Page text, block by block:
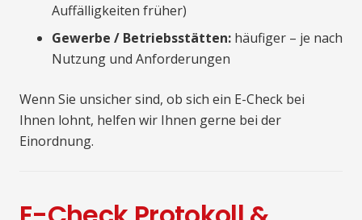
Auffälligkeiten früher)
Gewerbe / Betriebsstätten: häufiger – je nach
Nutzung und Anforderungen
Wenn Sie unsicher sind, ob sich ein E-Check bei
Ihnen lohnt, helfen wir Ihnen gerne bei der
Einordnung.